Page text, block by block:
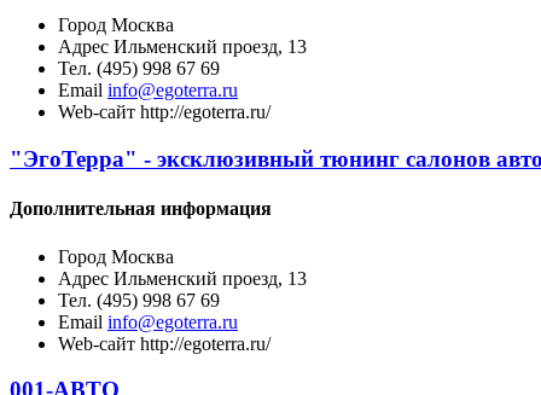
Город Москва
Адрес Ильменский проезд, 13
Тел. (495) 998 67 69
Email info@egoterra.ru
Web-сайт http://egoterra.ru/
"ЭгоТерра" - эксклюзивный тюнинг салонов
Дополнительная информация
Город Москва
Адрес Ильменский проезд, 13
Тел. (495) 998 67 69
Email info@egoterra.ru
Web-сайт http://egoterra.ru/
001-АВТО